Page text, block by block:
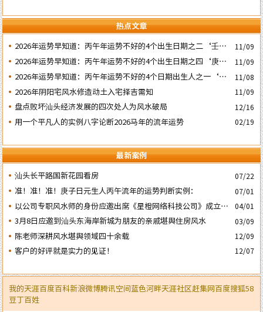
热点文章
2026年运势早知道：丙午年运势不好的4个出生日期之二‘壬子’
日
11/09
2026年运势早知道：丙午年运势不好的4个出生日期之四‘庚子’
日
11/09
2026年运势早知道：丙午年运势不好的4个日期出生人之一‘戊
子’ 日
11/08
2026年阴阳宅风水修造动土入宅择吉需知 11/09
盘点败坏汕头经济发展的四次处人为风水破局 12/16
用一个平凡人的实例八字论断2026马年的流年运势 02/19
最新案例
汕头长平路国新花园看房
07/22
准！准！准！庚子日元生人丙午流年的运势判断实例： 07/01
以公司专职风水师的身份应邀出席《星橙网络科技公司》成立5
周年庆典
04/01
3月8日应邀到汕头东海岸新城为朋友的亲戚堪舆住房风水 03/09
陈老师深耕风水堪舆领域四十余载 12/09
客户的好评就是实力的见证！ 12/07
我的天涯百度百科新浪微博腾讯空间蓝色河畔天涯社区赶集网百度搜狐58
豆丁百姓